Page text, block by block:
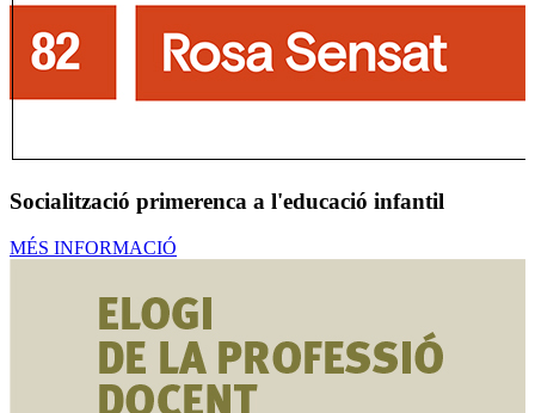
Socialització primerenca a l'educació infantil
MÉS INFORMACIÓ